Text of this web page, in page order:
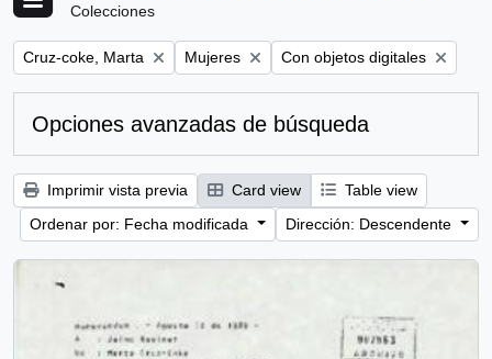
Colecciones
Remove filter:
Cruz-coke, Marta Remove filter:
Mujeres Remove filter:
Con objetos digitales
Opciones avanzadas de búsqueda
Imprimir vista previa Card view
Table view
Ordenar por: Fecha modificada
Dirección: Descendente